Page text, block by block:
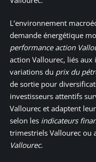
L’environnement
demande énergétique
performance action
action Vallourec, liés
variations du prix du
de sortie pour
investisseurs attentifs
Vallourec et adaptent
selon les indicateurs
trimestriels Vallourec ou
Vallourec.